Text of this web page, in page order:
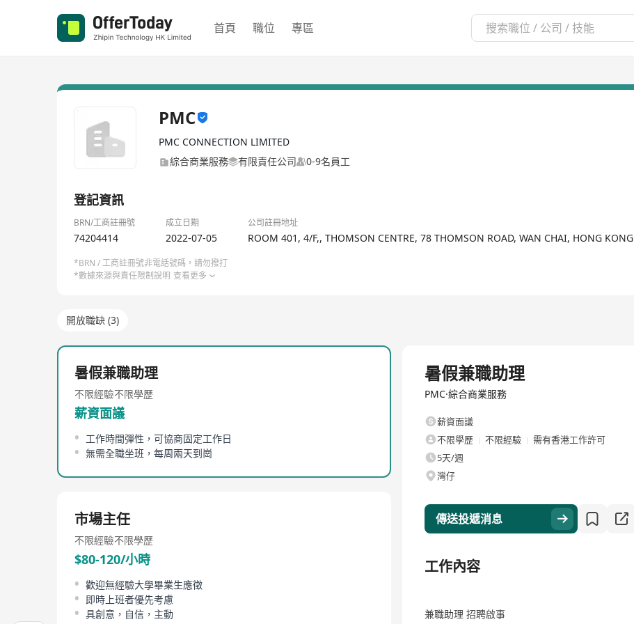
首頁 職位 專區
PMC
PMC CONNECTION LIMITED
綜合商業服務
有限責任公司 0-9名員工
登記資訊
BRN/工商註冊號 成立日期 公司註冊地址
74204414 2022-07-05 ROOM 401, 4/F,, THOMSON CENTRE, 78 THOMSON ROAD, WAN CHAI, HONG KONG
*BRN / 工商註冊號非電話號碼，請勿撥打
*數據來源與責任限制說明 查看更多
開放職缺 (3)
暑假兼職助理
不限經驗不限學歷
薪資面議
工作時間彈性，可協商固定工作日
無需全職坐班，每周兩天到崗
市場主任
不限經驗不限學歷
$80-120/小時
歡迎無經驗大學畢業生應徵
即時上班者優先考慮
具創意，自信，主動
暑假兼職助理
PMC·綜合商業服務
薪資面議
不限學歷
不限經驗
需有香港工作許可
5天/週
灣仔
傳送投遞消息
工作內容
兼職助理 招聘啟事